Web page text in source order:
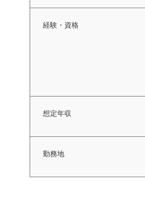
経験・資格
想定年収
勤務地